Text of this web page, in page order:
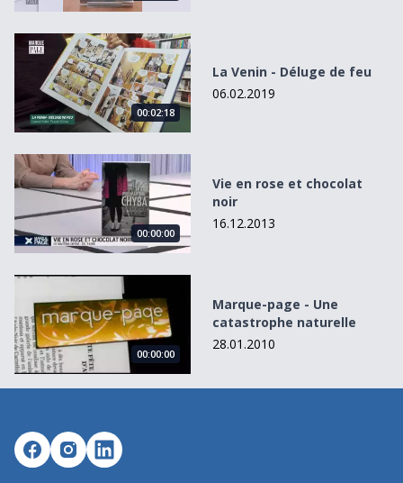
La Venin - Déluge de feu
00:02:18
La Venin - Déluge de feu
06.02.2019
Vie en rose et chocolat noir
00:00:00
Vie en rose et chocolat
noir
16.12.2013
Marque-page - Une catastrophe naturelle
00:00:00
Marque-page - Une
catastrophe naturelle
28.01.2010